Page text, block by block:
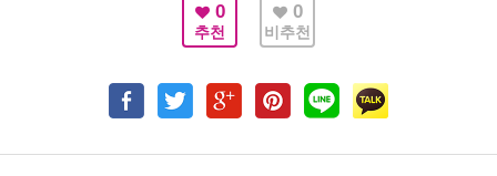
0
추천
0
비추천